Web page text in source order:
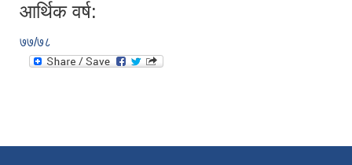
आर्थिक वर्ष:
७७/७८